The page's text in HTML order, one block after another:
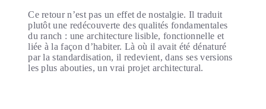
Ce retour n’est pas un effet de nostalgie. Il traduit
plutôt une redécouverte des qualités fondamentales
du ranch : une architecture lisible, fonctionnelle et
liée à la façon d’habiter. Là où il avait été dénaturé
par la standardisation, il redevient, dans ses versions
les plus abouties, un vrai projet architectural.